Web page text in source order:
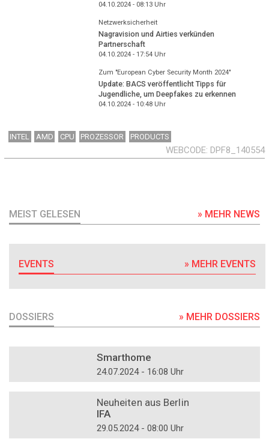
04.10.2024 - 08:13Uhr
Netzwerksicherheit
Nagravision und Airties verkünden
Partnerschaft
04.10.2024 - 17:54Uhr
Zum "European Cyber Security Month 2024"
Update: BACS veröffentlicht Tipps für
Jugendliche, um Deepfakes zu erkennen
04.10.2024 - 10:48Uhr
INTEL AMD CPU PROZESSOR PRODUCTS
WEBCODE DPF8_140554
MEIST GELESEN » MEHR NEWS
EVENTS » MEHR EVENTS
DOSSIERS » MEHR DOSSIERS
Smarthome
24.07.2024 - 16:08 Uhr
Neuheiten aus Berlin
IFA
29.05.2024 - 08:00 Uhr